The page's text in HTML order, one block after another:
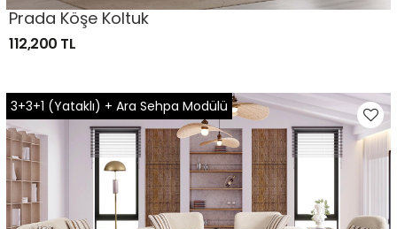
Prada Köşe Koltuk
112,200 TL
3+3+1 (Yataklı) + Ara Sehpa Modülü